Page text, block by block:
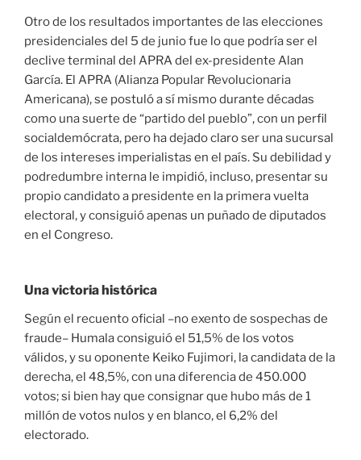
Otro de los resultados importantes de las elecciones
presidenciales del 5 de junio fue lo que podría ser el
declive terminal del APRA del ex-presidente Alan
García. El APRA (Alianza Popular Revolucionaria
Americana), se postuló a sí mismo durante décadas
como una suerte de “partido del pueblo”, con un perfil
socialdemócrata, pero ha dejado claro ser una sucursal
de los intereses imperialistas en el país. Su debilidad y
podredumbre interna le impidió, incluso, presentar su
propio candidato a presidente en la primera vuelta
electoral, y consiguió apenas un puñado de diputados
en el Congreso.
Una victoria histórica
Según el recuento oficial –no exento de sospechas de
fraude– Humala consiguió el 51,5% de los votos
válidos, y su oponente Keiko Fujimori, la candidata de la
derecha, el 48,5%, con una diferencia de 450.000
votos; si bien hay que consignar que hubo más de 1
millón de votos nulos y en blanco, el 6,2% del
electorado.